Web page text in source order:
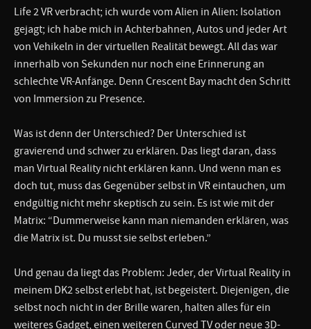
Life 2 VR verbracht; ich wurde vom Alien in Alien: Isolation
gejagt; ich habe mich in Achterbahnen, Autos und jeder Art
von Vehikeln in der virtuellen Realität bewegt. All das war
innerhalb von Sekunden nur noch eine Erinnerung an
schlechte VR-Anfänge. Denn Crescent Bay macht den Schritt
von Immersion zu Presence.
Was ist denn der Unterschied? Der Unterschied ist
gravierend und schwer zu erklären. Das liegt daran, dass
man Virtual Reality nicht erklären kann. Und wenn man es
doch tut, muss das Gegenüber selbst in VR eintauchen, um
endgültig nicht mehr skeptisch zu sein. Es ist wie mit der
Matrix: “Dummerweise kann man niemanden erklären, was
die Matrix ist. Du musst sie selbst erleben.”
Und genau da liegt das Problem: Jeder, der Virtual Reality in
meinem DK2 selbst erlebt hat, ist begeistert. Diejenigen, die
selbst noch nicht in der Brille waren, halten alles für ein
weiteres Gadget, einen weiteren Curved TV oder neue 3D-